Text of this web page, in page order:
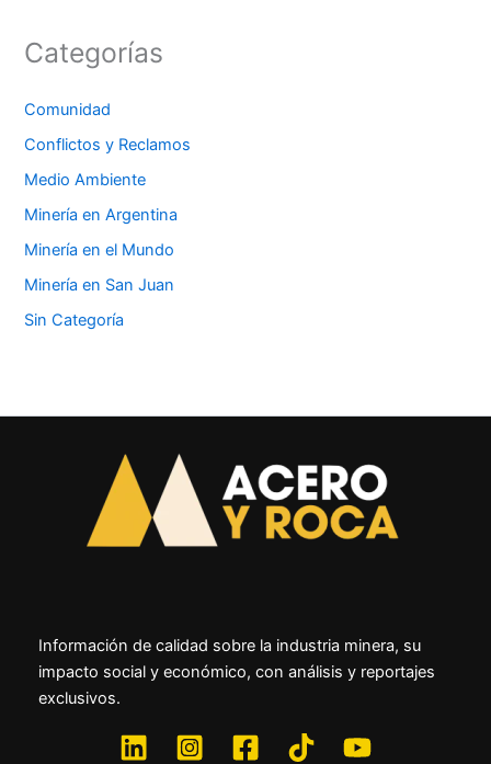
Categorías
Comunidad
Conflictos y Reclamos
Medio Ambiente
Minería en Argentina
Minería en el Mundo
Minería en San Juan
Sin Categoría
Información de calidad sobre la industria minera, su
impacto social y económico, con análisis y reportajes
exclusivos.